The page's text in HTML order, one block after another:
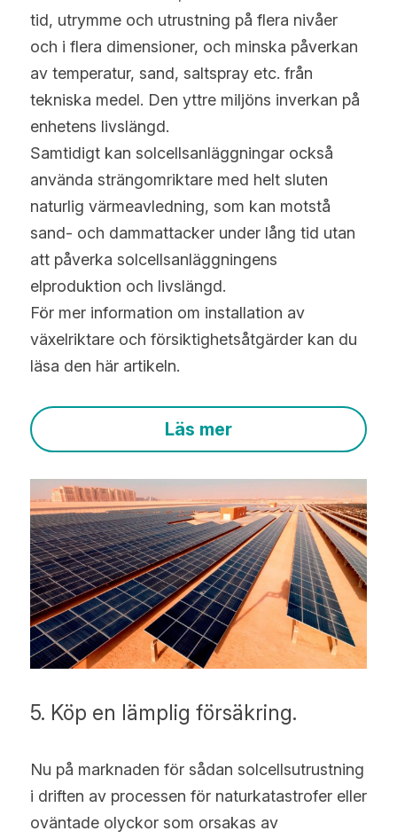
tid, utrymme och utrustning på flera nivåer
och i flera dimensioner, och minska påverkan
av temperatur, sand, saltspray etc. från
tekniska medel. Den yttre miljöns inverkan på
enhetens livslängd.
Samtidigt kan solcellsanläggningar också
använda strängomriktare med helt sluten
naturlig värmeavledning, som kan motstå
sand- och dammattacker under lång tid utan
att påverka solcellsanläggningens
elproduktion och livslängd.
För mer information om installation av
växelriktare och försiktighetsåtgärder kan du
läsa den här artikeln.
Läs mer
5. Köp en lämplig försäkring.
Nu på marknaden för sådan solcellsutrustning
i driften av processen för naturkatastrofer eller
oväntade olyckor som orsakas av